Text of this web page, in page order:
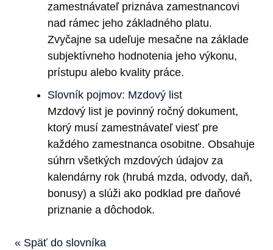
zamestnávateľ priznáva zamestnancovi
nad rámec jeho základného platu.
Zvyčajne sa udeľuje mesačne na základe
subjektívneho hodnotenia jeho výkonu,
prístupu alebo kvality práce.
Slovník pojmov: Mzdový list
Mzdový list je povinný ročný dokument,
ktorý musí zamestnávateľ viesť pre
každého zamestnanca osobitne. Obsahuje
súhrn všetkých mzdových údajov za
kalendárny rok (hrubá mzda, odvody, daň,
bonusy) a slúži ako podklad pre daňové
priznanie a dôchodok.
« Späť do slovníka